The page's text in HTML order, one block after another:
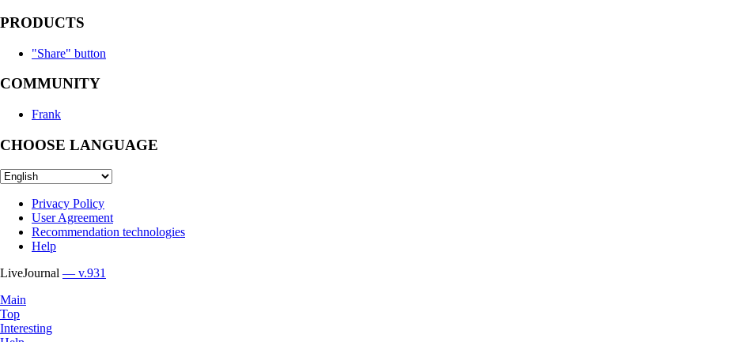
PRODUCTS
"Share" button
COMMUNITY
Frank
CHOOSE LANGUAGE
Privacy Policy
User Agreement
Recommendation technologies
Help
LiveJournal — v.931
Main
Top
Interesting